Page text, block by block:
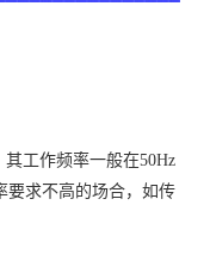
工作频率一般在50Hz
要求不高的场合，如传